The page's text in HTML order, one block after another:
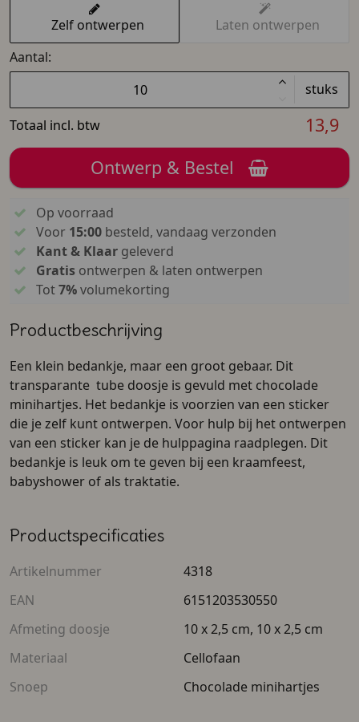
Zelf ontwerpen
Laten ontwerpen
Aantal:
stuks
Totaal incl. btw
13,9
Ontwerp & Bestel
Op voorraad
Voor 15:00besteld, vandaag verzonden
Kant & Klaargeleverd
Gratisontwerpen & laten ontwerpen
Tot7%volumekorting
Productbeschrijving
Een klein bedankje, maar een groot gebaar. Dit
transparante tube doosje is gevuld met chocolade
minihartjes. Het bedankje is voorzien van een sticker
die je zelf kunt ontwerpen. Voor hulp bij het ontwerpen
van een sticker kan je de hulppagina raadplegen. Dit
bedankje is leuk om te geven bij een kraamfeest,
babyshower of als traktatie.
Productspecificaties
Artikelnummer
4318
EAN
6151203530550
Afmeting doosje
10 x 2,5 cm, 10 x 2,5 cm
Materiaal
Cellofaan
Snoep
Chocolade minihartjes